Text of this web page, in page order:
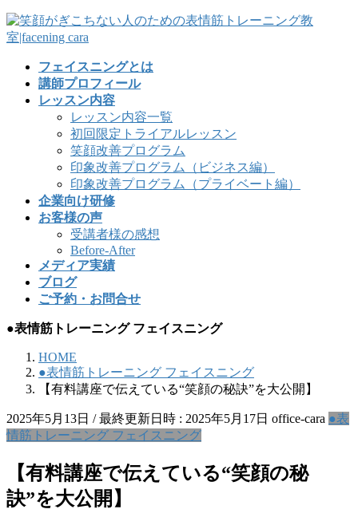
フェイスニングとは
講師プロフィール
レッスン内容
レッスン内容一覧
初回限定トライアルレッスン
笑顔改善プログラム
印象改善プログラム（ビジネス編）
印象改善プログラム（プライベート編）
企業向け研修
お客様の声
受講者様の感想
Before-After
メディア実績
ブログ
ご予約・お問合せ
●表情筋トレーニング フェイスニング
HOME
●表情筋トレーニング フェイスニング
【有料講座で伝えている“笑顔の秘訣”を大公開】
2025年5月13日 / 最終更新日時 : 2025年5月17日 office-cara ●表
情筋トレーニング フェイスニング
【有料講座で伝えている“笑顔の秘
訣”を大公開】